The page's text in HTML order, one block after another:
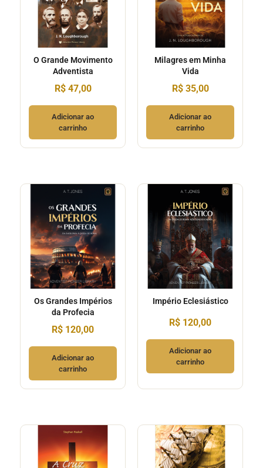
O Grande Movimento
Adventista
R$47,00
Adicionar ao
carrinho
Milagres em Minha
Vida
R$35,00
Adicionar ao
carrinho
Os Grandes Impérios
da Profecia
R$ 120,00
Adicionar ao
carrinho
Império Eclesiástico
R$ 120,00
Adicionar ao
carrinho